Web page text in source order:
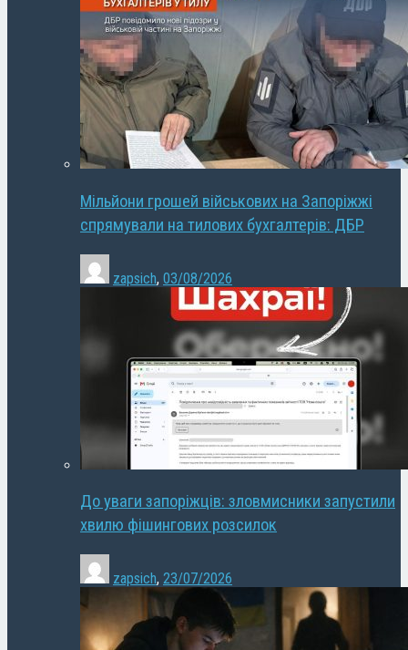
Мільйони грошей військових на Запоріжжі
спрямували на тилових бухгалтерів: ДБР
zapsich, 03/08/2026
До уваги запоріжців: зловмисники запустили
хвилю фішингових розсилок
zapsich, 23/07/2026